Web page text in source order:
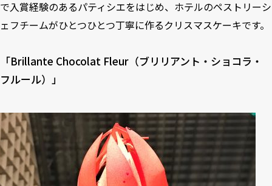
で入賞経験のあるパティシエをはじめ、ホテルのペストリーシ
ェフチームがひとつひとつ丁寧に作るクリスマスケーキです。
「Brillante Chocolat Fleur（ブリリアント・ショコラ・
フルール）」